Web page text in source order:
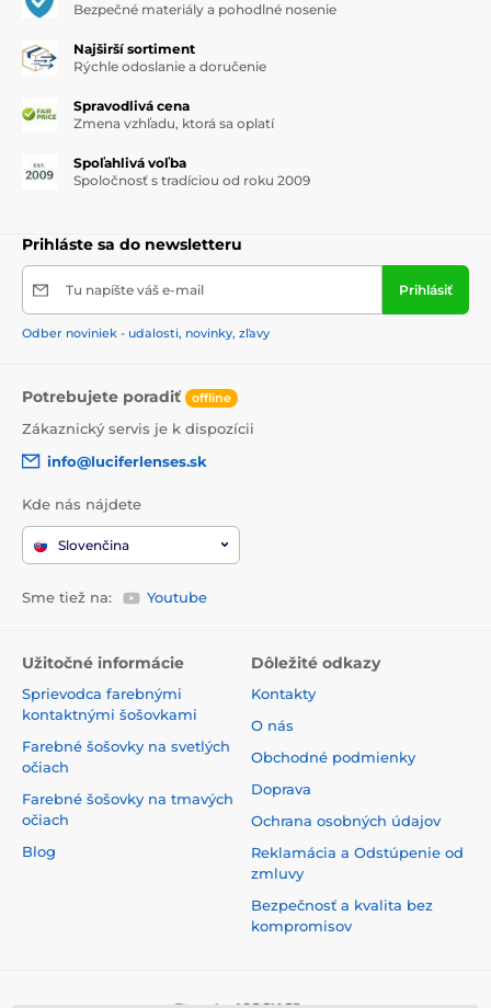
Bezpečné materiály a pohodlné nosenie
Najširší sortiment
Rýchle odoslanie a doručenie
Spravodlivá cena
Zmena vzhľadu, ktorá sa oplatí
Spoľahlivá voľba
Spoločnosť s tradíciou od roku 2009
Prihláste sa do newsletteru
Tu napíšte váš e-mail Prihlásiť
Odber noviniek - udalosti, novinky, zľavy
Potrebujete poradiť offline
Zákaznický servis je k dispozícii
info@luciferlenses.sk
Kde nás nájdete
Slovenčina
Sme tiež na: Youtube
Užitočné informácie
Sprievodca farebnými
kontaktnými šošovkami
Farebné šošovky na svetlých
očiach
Farebné šošovky na tmavých
očiach
Blog
Dôležité odkazy
Kontakty
O nás
Obchodné podmienky
Doprava
Ochrana osobných údajov
Reklamácia a Odstúpenie od
zmluvy
Bezpečnosť a kvalita bez
kompromisov